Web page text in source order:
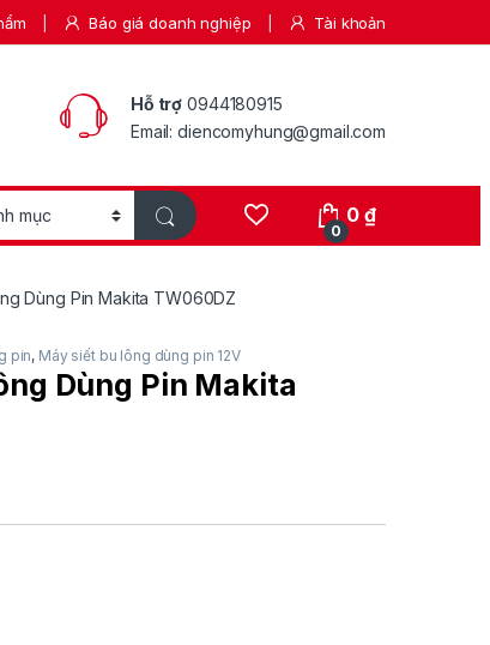
Báo giá doanh nghiệp Tài khoản
Hỗ trợ 0944180915
Email: diencomyhung@gmail.com
0
0₫
Dùng Pin Makita TW060DZ
pin, Máy siết bu lông dùng pin 12V
Dùng Pin Makita